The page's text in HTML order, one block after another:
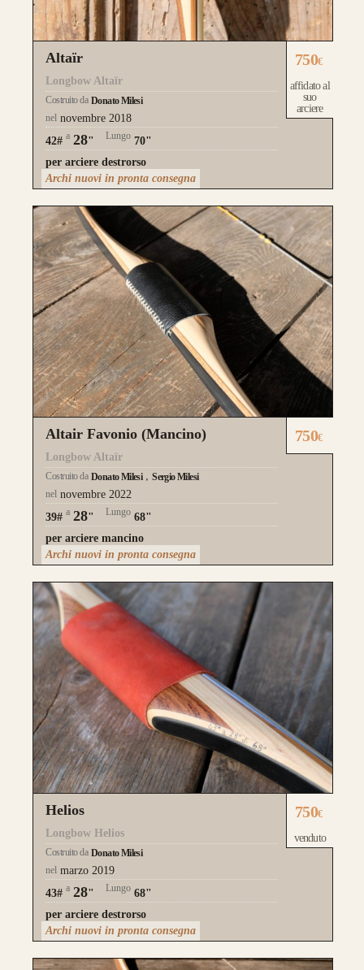
TUO LONGBOW
Questo modello si contraddistingue per la
composizione aTre Lamine in legno.
la risposta meccanica è la medesima e
l’estetica risulta più pulita.
da 750€
Guarda alcuni degli archi già
realizzati su misura
Altaïr
Longbow Altaïr
Costruito da Donato Milesi
nel novembre 2018
42# a 28" Lungo 70"
per arciere destrorso
750€
affidato al
suo
arciere
Archi nuovi in pronta consegna
Altair Favonio (Mancino)
Longbow Altaïr
Costruito da Donato Milesi
Sergio Milesi
nel novembre 2022
39# a 28" Lungo 68"
per arciere mancino
750€
Archi nuovi in pronta consegna
Helios
Longbow Helios
Costruito da Donato Milesi
nel marzo 2019
43# a 28" Lungo 68"
per arciere destrorso
750€
venduto
Archi nuovi in pronta consegna